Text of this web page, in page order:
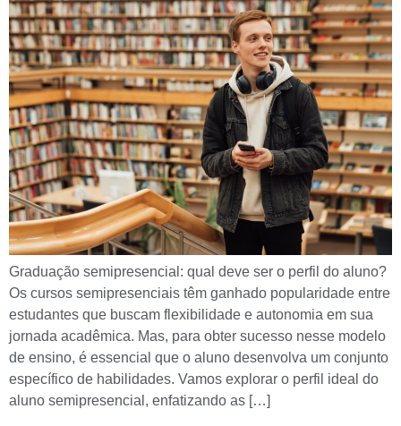
Graduação semipresencial: qual deve ser o perfil do aluno?
Os cursos semipresenciais têm ganhado popularidade entre
estudantes que buscam flexibilidade e autonomia em sua
jornada acadêmica. Mas, para obter sucesso nesse modelo
de ensino, é essencial que o aluno desenvolva um conjunto
específico de habilidades. Vamos explorar o perfil ideal do
aluno semipresencial, enfatizando as […]